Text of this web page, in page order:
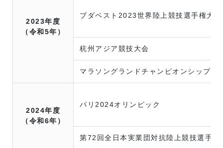
2023年度
（令和5年）
ブダペスト2023世界陸上競技選手権大会
杭州アジア競技大会
マラソングランドチャンピオンシップ
2024年度
（令和6年）
パリ2024オリンピック
第72回全日本実業団対抗陸上競技選手権